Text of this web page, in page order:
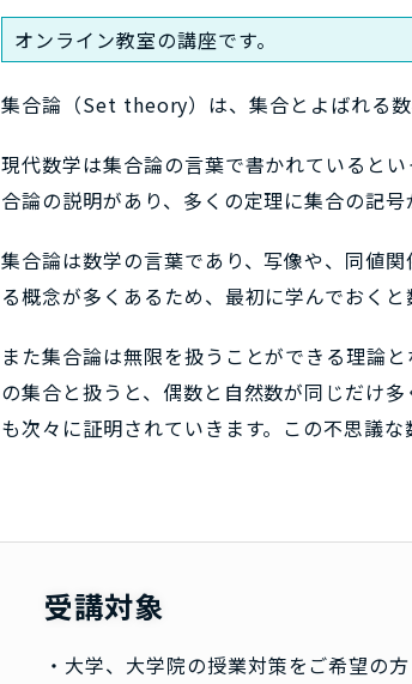
オンライン教室の講座です。
集合論（Set theory）は、集合とよばれる数
現代数学は集合論の言葉で書かれていると
合論の説明があり、多くの定理に集合の記号
集合論は数学の言葉であり、写像や、同値
る概念が多くあるため、最初に学んでおくと
また集合論は無限を扱うことができる理論
の集合と扱うと、偶数と自然数が同じだけ
も次々に証明されていきます。この不思議な
受講対象
・大学、大学院の授業対策をご希望の方